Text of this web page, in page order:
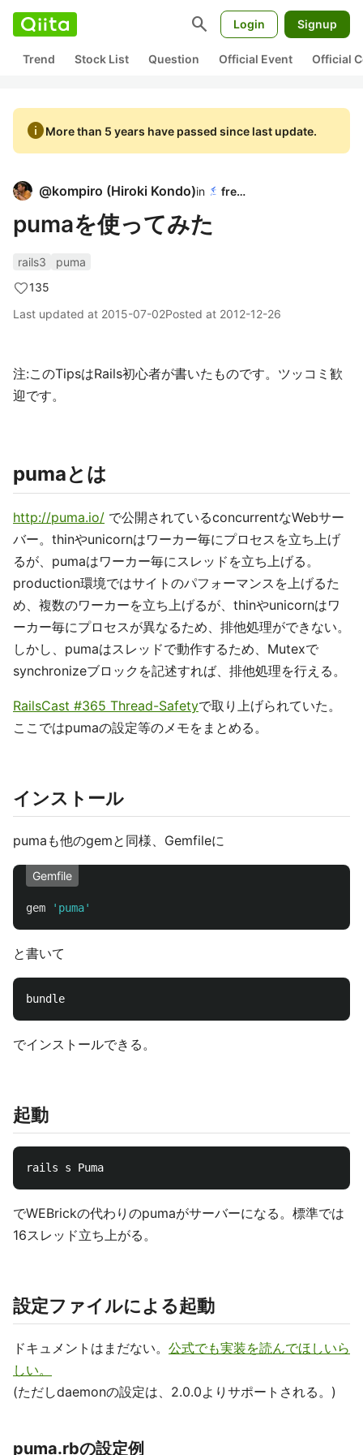
search Login Signup
Trend Stock List Question Official Event Official
infoMore than 5 years have passed since last update.
@kompiro (Hiroki Kondo)in freee
pumaを使ってみた
rails3
puma
135
Last updated at 2015-07-02Posted at 2012-12-26
注:このTipsはRails初心者が書いたものです。ツッコミ歓
迎です。
pumaとは
http://puma.io/ で公開されているconcurrentなWebサー
バー。thinやunicornはワーカー毎にプロセスを立ち上げ
るが、pumaはワーカー毎にスレッドを立ち上げる。
production環境ではサイトのパフォーマンスを上げるた
め、複数のワーカーを立ち上げるが、thinやunicornはワ
ーカー毎にプロセスが異なるため、排他処理ができない。
しかし、pumaはスレッドで動作するため、Mutexで
synchronizeブロックを記述すれば、排他処理を行える。
RailsCast #365 Thread-Safetyで取り上げられていた。
ここではpumaの設定等のメモをまとめる。
インストール
pumaも他のgemと同様、Gemfileに
Gemfile
gem 'puma'
と書いて
でインストールできる。
起動
でWEBrickの代わりのpumaがサーバーになる。標準では
16スレッド立ち上がる。
設定ファイルによる起動
ドキュメントはまだない。 公式でも実装を読んでほしいら
しい。
(ただしdaemonの設定は、2.0.0よりサポートされる。)
puma.rbの設定例